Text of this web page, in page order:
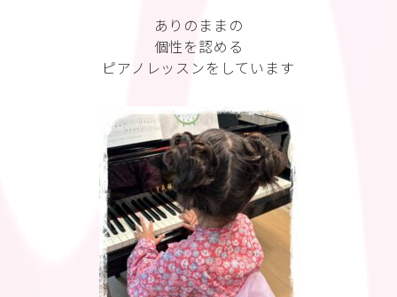
ありのままの
個性を認める
ピアノレッスンをしています